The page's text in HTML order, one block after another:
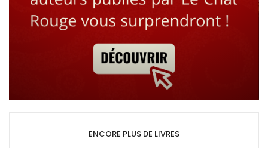
ENCORE PLUS DE LIVRES